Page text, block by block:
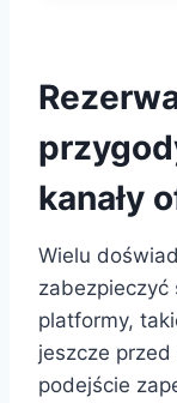
kanały
Wielu
zabezpieczyć
platformy,
jeszcze
podejście